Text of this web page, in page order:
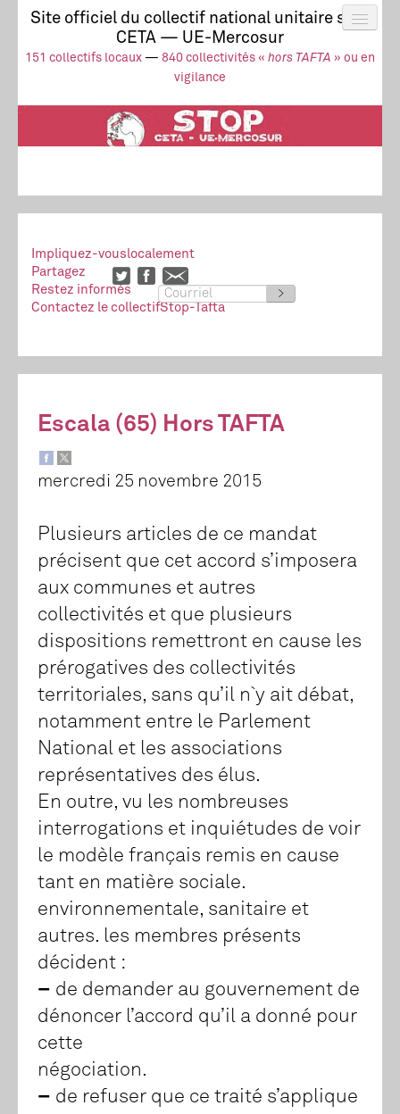
Site officiel du collectif national unitaire stop
CETA — UE-Mercosur
151 collectifs locaux — 840 collectivités « hors TAFTA » ou en
vigilance
Actus
UE-Mercosur
Stop à l’impunité !
TAFTA
CETA
Collectif
Impliquez-vouslocalement
Partagez
Restez informés
>
Contactez le collectifStop-Tafta
Escala (65) Hors TAFTA
mercredi 25 novembre 2015
Plusieurs articles de ce mandat
précisent que cet accord s’imposera
aux communes et autres
collectivités et que plusieurs
dispositions remettront en cause les
prérogatives des collectivités
territoriales, sans qu’il n`y ait débat,
notamment entre le Parlement
National et les associations
représentatives des élus.
En outre, vu les nombreuses
interrogations et inquiétudes de voir
le modèle français remis en cause
tant en matière sociale.
environnementale, sanitaire et
autres. les membres présents
décident :
– de demander au gouvernement de
dénoncer l’accord qu’il a donné pour
cette
négociation.
– de refuser que ce traité s’applique